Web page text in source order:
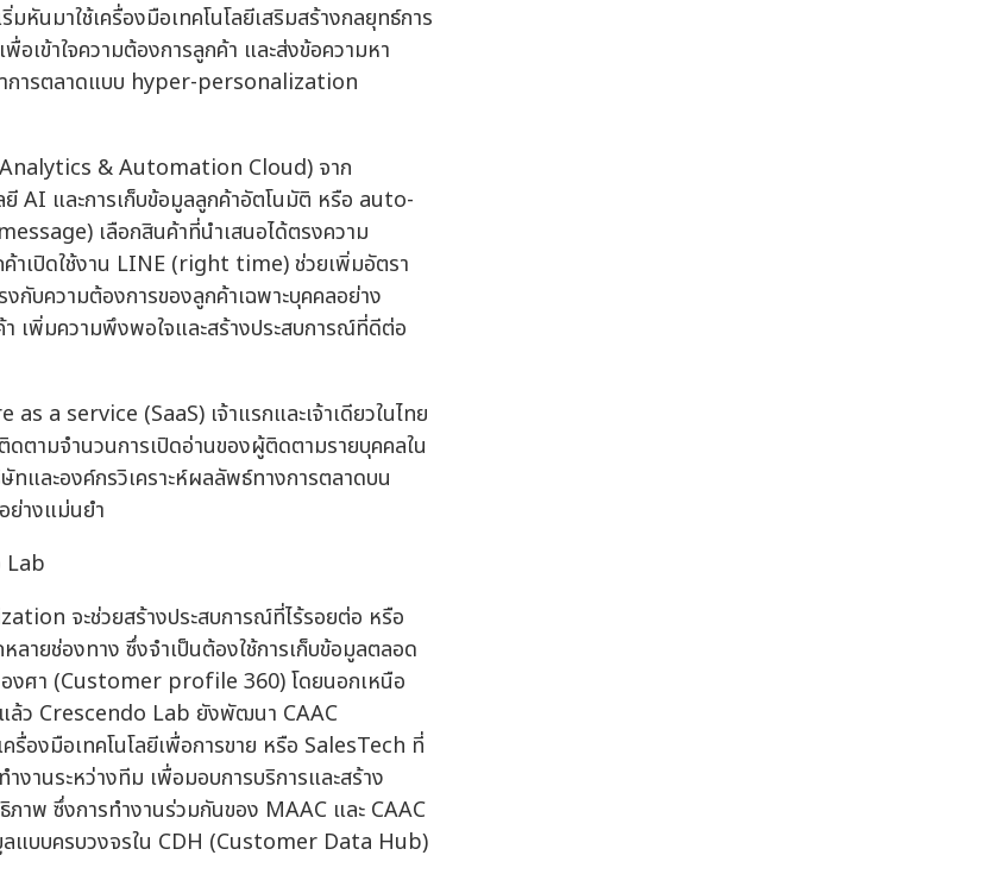
หันมาใช้เครื่องมือเทคโนโลยีเสริมสร้างกลยุทธ์การ
ข้าใจความต้องการลูกค้า และส่งข้อความหา
ำการตลาดแบบ hyper-personalization
Analytics & Automation Cloud) จาก
AI และการเก็บข้อมูลลูกค้าอัตโนมัติ หรือ auto-
เลือกสินค้าที่นำเสนอได้ตรงความ
าเปิดใช้งาน LINE (right time) ช่วยเพิ่มอัตรา
กับความต้องการของลูกค้าเฉพาะบุคคลอย่าง
เพิ่มความพึงพอใจและสร้างประสบการณ์ที่ดีต่อ
a service (SaaS) เจ้าแรกและเจ้าเดียวในไทย
ตามจำนวนการเปิดอ่านของผู้ติดตามรายบุคคลใน
ละองค์กรวิเคราะห์ผลลัพธ์ทางการตลาดบน
ย่างแม่นยำ
Lab
จะช่วยสร้างประสบการณ์ที่ไร้รอยต่อ หรือ
ายช่องทาง ซึ่งจำเป็นต้องใช้การเก็บข้อมูลตลอด
งศา (Customer profile 360) โดยนอกเหนือ
ล้ว Crescendo Lab ยังพัฒนา CAAC
มือเทคโนโลยีเพื่อการขาย หรือ SalesTech ที่
งานระหว่างทีม เพื่อมอบการบริการและสร้าง
ภาพ ซึ่งการทำงานร่วมกันของ MAAC และ CAAC
มูลแบบครบวงจรใน CDH (Customer Data Hub)